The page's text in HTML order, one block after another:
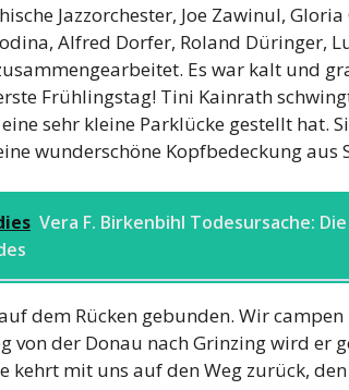
Jazzorchester, Joe Zawinul,
Alfred Dorfer, Roland Düringer,
Es war kalt und
Frühlingstag! Tini Kainrath
sehr kleine Parklücke gestellt hat.
wunderschöne Kopfbedeckung aus
Vera F. Birkenbihl Todesursache:
dem Rücken gebunden. Wir
von der Donau nach Grinzing wird er
kehrt mit uns auf den Weg zurück,